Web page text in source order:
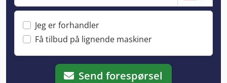
Jeg er forhandler
Få tilbud på lignende maskiner
Send forespørsel